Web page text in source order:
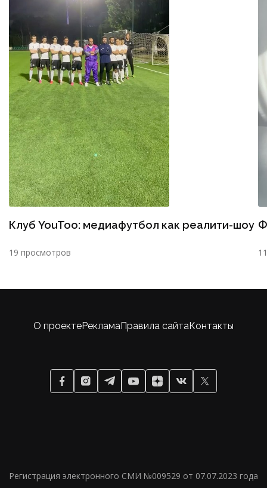
Клуб YouToo: медиафутбол как реалити-шоу
19 просмотров
Регистрация электронного СМИ №009529 от 07.07.2023 года
О проектеРекламаПравила сайтаКонтакты